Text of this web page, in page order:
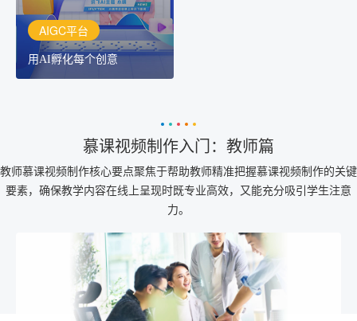
AIGC平台
用AI孵化每个创意
慕课视频制作入门：教师篇
教师慕课视频制作核心要点聚焦于帮助教师精准把握慕课视频制作的关键
要素，确保教学内容在线上呈现时既专业高效，又能充分吸引学生注意
力。